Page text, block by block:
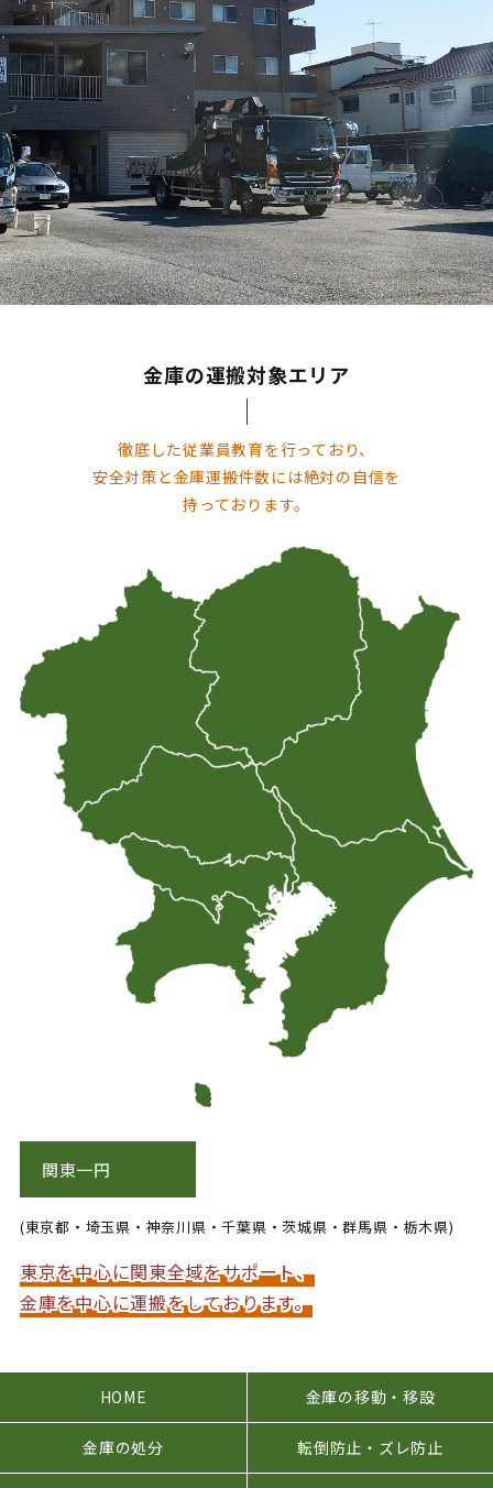
金庫の運搬対象エリア
徹底した従業員教育を行っており、
安全対策と金庫運搬件数には絶対の自信を
持っております。
関東一円
(東京都・埼玉県・神奈川県・千葉県・茨城県・群馬県・栃木県)
東京を中心に関東全域をサポート、
金庫を中心に運搬をしております。
HOME 金庫の移動・移設
金庫の処分 転倒防止・ズレ防止